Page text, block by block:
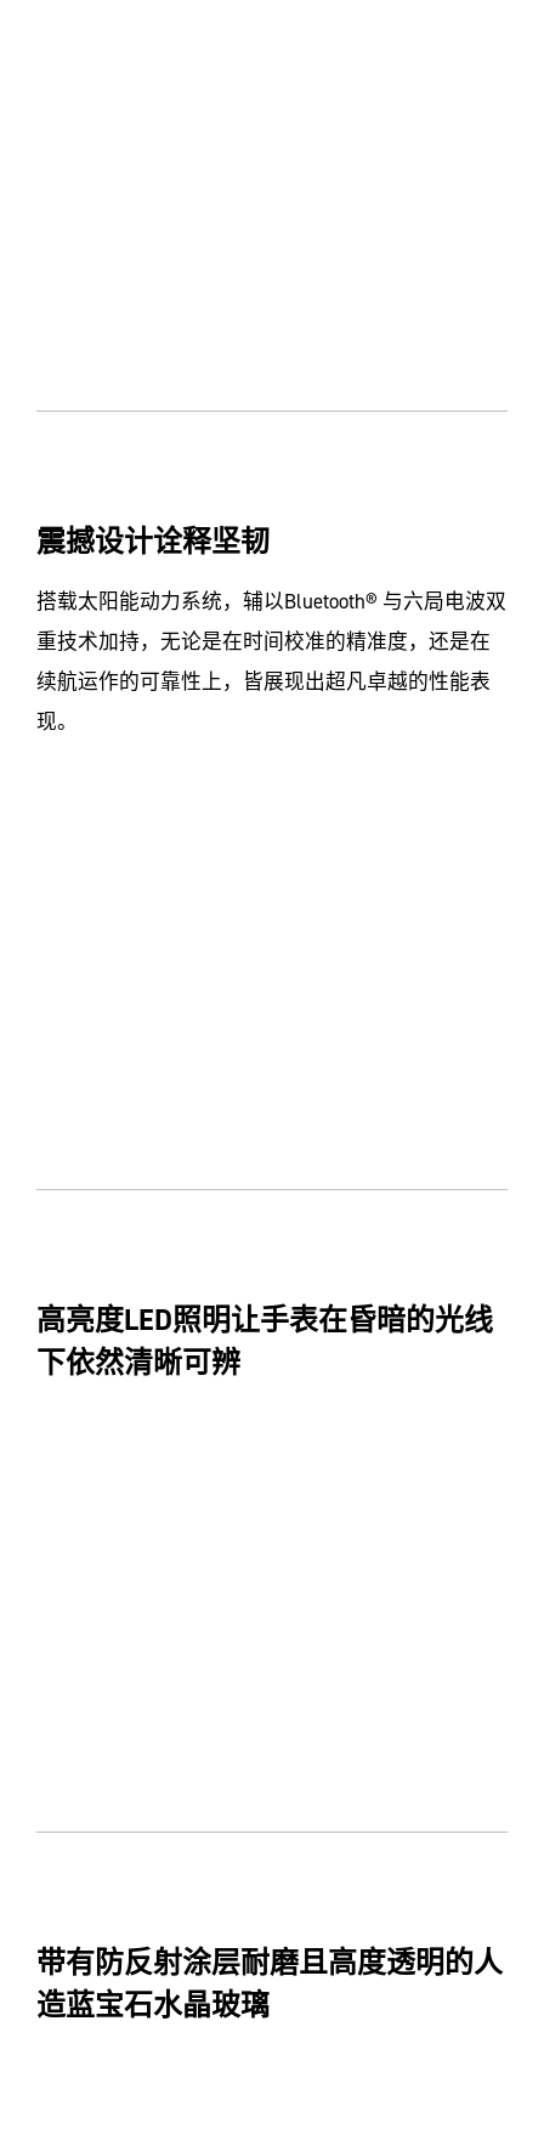
震撼设计诠释坚韧
搭载太阳能动力系统，辅以Bluetooth® 与六局电波双
重技术加持，无论是在时间校准的精准度，还是在
续航运作的可靠性上，皆展现出超凡卓越的性能表
现。
高亮度LED照明让手表在昏暗的光线
下依然清晰可辨
带有防反射涂层耐磨且高度透明的人
造蓝宝石水晶玻璃